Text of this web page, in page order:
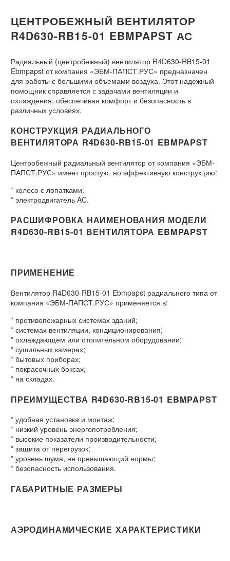
ЦЕНТРОБЕЖНЫЙ ВЕНТИЛЯТОР
R4D630-RB15-01 EBMPAPST АС
Радиальный (центробежный) вентилятор R4D630-RB15-01
Ebmpapst от компания «ЭБМ-ПАПСТ.РУС» предназначен
для работы с большими объемами воздуха. Этот надежный
помощник справляется с задачами вентиляции и
охлаждения, обеспечивая комфорт и безопасность в
различных условиях.
КОНСТРУКЦИЯ РАДИАЛЬНОГО
ВЕНТИЛЯТОРА R4D630-RB15-01 EBMPAPST
Центробежный радиальный вентилятор от компания «ЭБМ-
ПАПСТ.РУС» имеет простую, но эффективную конструкцию:
* колесо с лопатками;
* электродвигатель AC.
РАСШИФРОВКА НАИМЕНОВАНИЯ МОДЕЛИ
R4D630-RB15-01 ВЕНТИЛЯТОРА EBMPAPST
ПРИМЕНЕНИЕ
Вентилятор R4D630-RB15-01 Ebmpapst радиального типа от
компания «ЭБМ-ПАПСТ.РУС» применяется в:
* противопожарных системах зданий;
* системах вентиляции, кондиционирования;
* охлаждающем или отопительном оборудовании;
* сушильных камерах;
* бытовых приборах;
* покрасочных боксах;
* на складах.
ПРЕИМУЩЕСТВА R4D630-RB15-01 EBMPAPST
* удобная установка и монтаж;
* низкий уровень энергопотребления;
* высокие показатели производительности;
* защита от перегрузок;
* уровень шума, не превышающий нормы;
* безопасность использования.
ГАБАРИТНЫЕ РАЗМЕРЫ
АЭРОДИНАМИЧЕСКИЕ ХАРАКТЕРИСТИКИ